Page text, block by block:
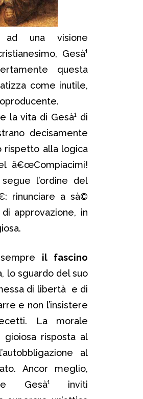
ad una visione
Gesà¹
questa
come inutile,
la vita di Gesà¹ di
decisamente
rispetto alla logica
â€œCompiacimi!
segue l’ordine del
rinunciare a sà©
approvazione, in
il fascino
lo sguardo del suo
di libertà e di
e non l’insistere
La morale
gioiosa risposta al
al
Ancor meglio,
Gesà¹ inviti